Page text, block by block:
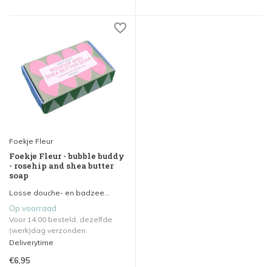
Foekje Fleur
Foekje Fleur - bubble buddy
- rosehip and shea butter
soap
Losse douche- en badzee...
Op voorraad
Voor 14.00 besteld, dezelfde
(werk)dag verzonden.
Deliverytime
€6,95